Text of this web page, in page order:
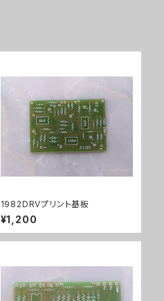
1982DRVプリント基板
¥1,200